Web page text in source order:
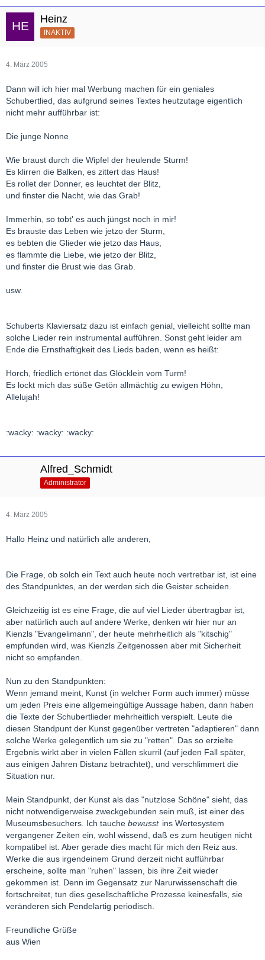
Heinz
INAKTIV
4. März 2005
Dann will ich hier mal Werbung machen für ein geniales
Schubertlied, das aufgrund seines Textes heutzutage eigentlich
nicht mehr aufführbar ist:
Die junge Nonne
Wie braust durch die Wipfel der heulende Sturm!
Es klirren die Balken, es zittert das Haus!
Es rollet der Donner, es leuchtet der Blitz,
und finster die Nacht, wie das Grab!
Immerhin, so tobt' es auch jüngst noch in mir!
Es brauste das Leben wie jetzo der Sturm,
es bebten die Glieder wie jetzo das Haus,
es flammte die Liebe, wie jetzo der Blitz,
und finster die Brust wie das Grab.
usw.
Schuberts Klaviersatz dazu ist einfach genial, vielleicht sollte man
solche Lieder rein instrumental aufführen. Sonst geht leider am
Ende die Ernsthaftigkeit des Lieds baden, wenn es heißt:
Horch, friedlich ertönet das Glöcklein vom Turm!
Es lockt mich das süße Getön allmächtig zu ewigen Höhn,
Allelujah!
:wacky: :wacky: :wacky:
Alfred_Schmidt
Administrator
4. März 2005
Hallo Heinz und natürlich alle anderen,
Die Frage, ob solch ein Text auch heute noch vertretbar ist, ist eine
des Standpunktes, an der werden sich die Geister scheiden.
Gleichzeitig ist es eine Frage, die auf viel Lieder übertragbar ist,
aber natürlich auch auf andere Werke, denken wir hier nur an
Kienzls "Evangelimann", der heute mehrheitlich als "kitschig"
empfunden wird, was Kienzls Zeitgenossen aber mit Sicherheit
nicht so empfanden.
Nun zu den Standpunkten:
Wenn jemand meint, Kunst (in welcher Form auch immer) müsse
um jeden Preis eine allgemeingültige Aussage haben, dann haben
die Texte der Schubertlieder mehrheitlich verspielt. Leute die
diesen Standpunt der Kunst gegenüber vertreten "adaptieren" dann
solche Werke gelegentlich um sie zu "retten". Das so erzielte
Ergebnis wirkt aber in vielen Fällen skurril (auf jeden Fall später,
aus einigen Jahren Distanz betrachtet), und verschlimmert die
Situation nur.
Mein Standpunkt, der Kunst als das "nutzlose Schöne" sieht, das
nicht notwendigerweise zweckgebunden sein muß, ist einer des
Museumsbesuchers. Ich tauche bewusst ins Wertesystem
vergangener Zeiten ein, wohl wissend, daß es zum heutigen nicht
kompatibel ist. Aber gerade dies macht für mich den Reiz aus.
Werke die aus irgendeinem Grund derzeit nicht aufführbar
erscheine, sollte man "ruhen" lassen, bis ihre Zeit wieder
gekommen ist. Denn im Gegensatz zur Narurwissenschaft die
fortschreitet, tun dies gesellschaftliche Prozesse keinesfalls, sie
veränderen sich Pendelartig periodisch.
Freundliche Grüße
aus Wien